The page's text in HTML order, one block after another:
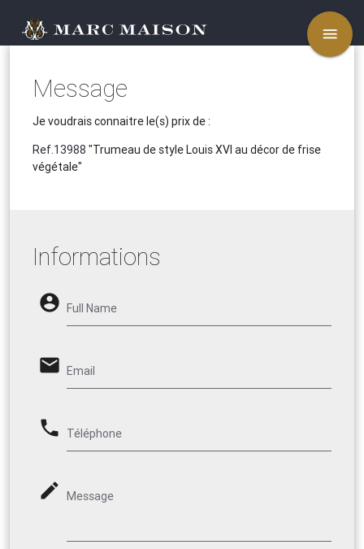
menu
Message
Je voudrais connaitre le(s) prix de :
Ref.13988 "Trumeau de style Louis XVI au décor de frise
végétale"
Informations
account_circle Full Name
email Email
phone Téléphone
mode_edit Message